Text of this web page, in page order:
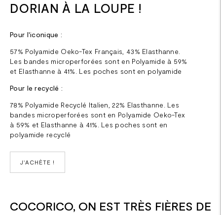
DORIAN À LA LOUPE !
Pour l'iconique :
57% Polyamide Oeko-Tex Français, 43% Elasthanne.
Les bandes microperforées sont en Polyamide à 59%
et Elasthanne à 41%. Les poches sont en polyamide
Pour le recyclé :
78% Polyamide Recyclé Italien, 22% Elasthanne. Les
bandes microperforées sont en Polyamide Oeko-Tex
à 59% et Elasthanne à 41%. Les poches sont en
polyamide recyclé
J'ACHÈTE !
COCORICO, ON EST TRÈS FIÈRES DE